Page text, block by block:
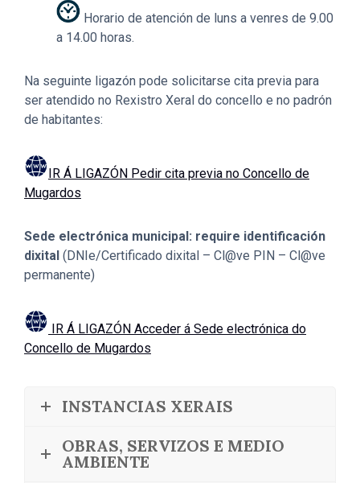
Horario de atención de luns a venres de 9.00
a 14.00 horas.
Na seguinte ligazón pode solicitarse cita previa para
ser atendido no Rexistro Xeral do concello e no padrón
de habitantes:
IR Á LIGAZÓN Pedir cita previa no Concello de
Mugardos
Sede electrónica municipal: require identificación
dixital (DNIe/Certificado dixital – Cl@ve PIN – Cl@ve
permanente)
IR Á LIGAZÓN Acceder á Sede electrónica do
Concello de Mugardos
INSTANCIAS XERAIS
OBRAS, SERVIZOS E MEDIO
AMBIENTE